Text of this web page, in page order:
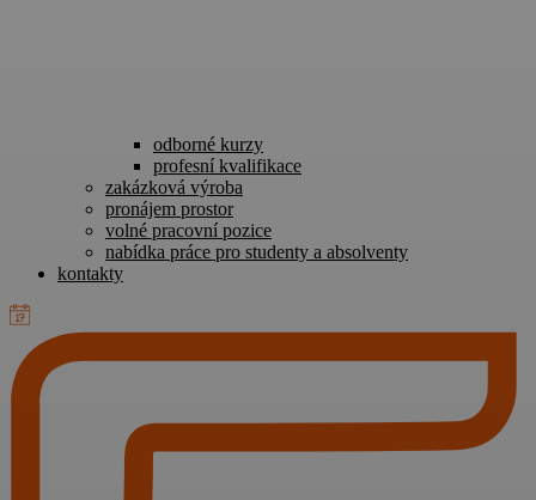
odborné kurzy
profesní kvalifikace
zakázková výroba
pronájem prostor
volné pracovní pozice
nabídka práce pro studenty a absolventy
kontakty